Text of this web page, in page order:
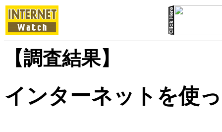
【調査結果】
インターネットを使